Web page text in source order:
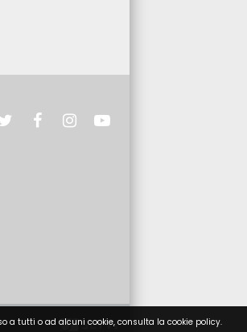
a tutti o ad alcuni cookie, consulta la cookie policy.